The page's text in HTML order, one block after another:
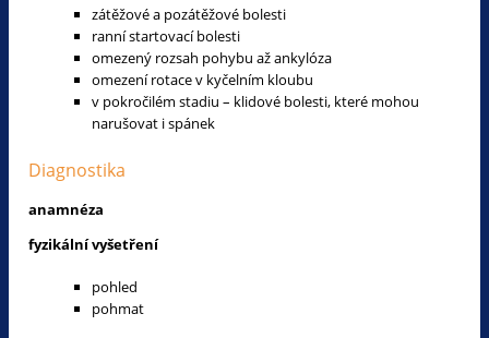
zátěžové a pozátěžové bolesti
ranní startovací bolesti
omezený rozsah pohybu až ankylóza
omezení rotace v kyčelním kloubu
v pokročilém stadiu – klidové bolesti, které mohou
narušovat i spánek
Diagnostika
anamnéza
fyzikální vyšetření
pohled
pohmat